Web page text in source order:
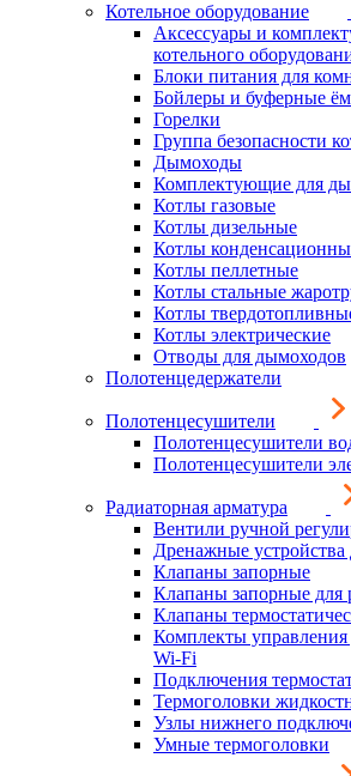
Котельное оборудование
Аксессуары и
котельного
Блоки питания для
Бойлеры и буферные
Горелки
Группа безопасности
Дымоходы
Комплектующие для
Котлы газовые
Котлы дизельные
Котлы
Котлы пеллетные
Котлы стальные
Котлы
Котлы электрические
Отводы для дымоходов
Полотенцедержатели
Полотенцесушители
Полотенцесушители
Полотенцесушители
Радиаторная арматура
Вентили ручной
Дренажные устройства
Клапаны запорные
Клапаны запорные для
Клапаны
Комплекты управления
Wi-Fi
Подключения
Термоголовки
Узлы нижнего
Умные термоголовки